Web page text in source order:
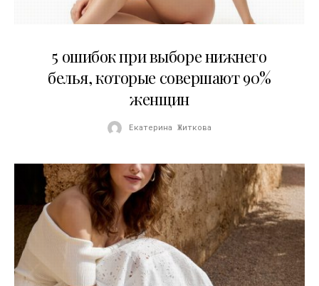
5 ошибок при выборе нижнего
белья, которые совершают 90%
женщин
Екатерина Житкова